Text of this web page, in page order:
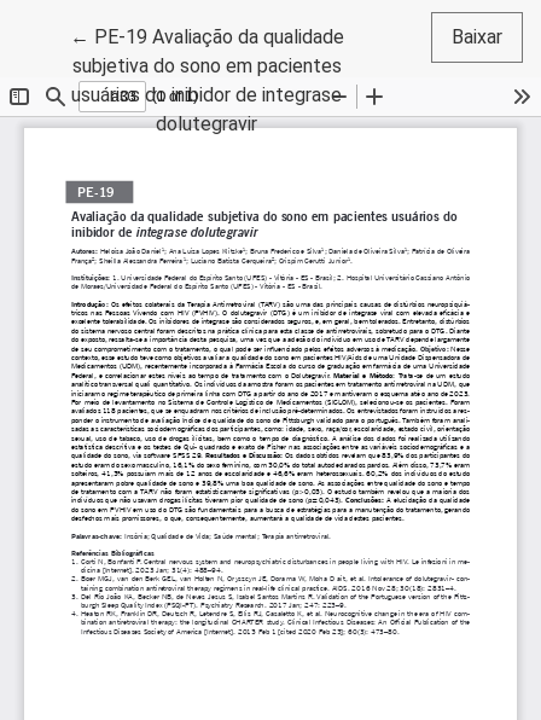
← Voltar aos Detalhes do Artigo
PE-19 Avaliação da qualidade
subjetiva do sono em pacientes
usuários do inibidor de integrase
dolutegravir
Baixar